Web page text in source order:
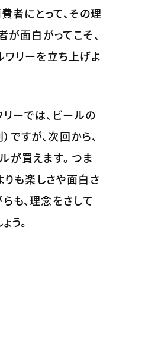
者にとって、その理
面白がってこそ、
ワリーを立ち上げよ
リーでは、ビールの
すが、次回から、
が買えます。 つま
りも楽しさや面白さ
も、理念をさして
う。